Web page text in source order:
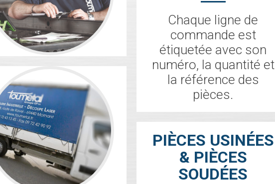
Chaque ligne de
commande est
étiquetée avec son
numéro, la quantité et
la référence des
pièces.
PIÈCES USINÉES
& PIÈCES
SOUDÉES